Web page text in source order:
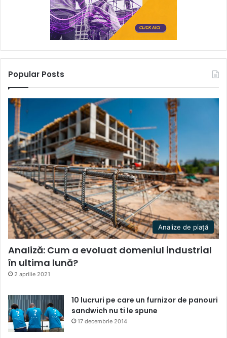
Popular Posts
Analize de piață
Analiză: Cum a evoluat domeniul industrial
în ultima lună?
2 aprilie 2021
10 lucruri pe care un furnizor de panouri
sandwich nu ti le spune
17 decembrie 2014